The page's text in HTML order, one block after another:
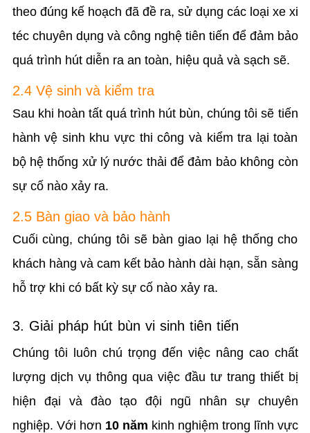
theo đúng kế hoạch đã đề ra, sử dụng các loại xe xi
téc chuyên dụng và công nghệ tiên tiến để đảm bảo
quá trình hút diễn ra an toàn, hiệu quả và sạch sẽ.
2.4 Vệ sinh và kiểm tra
Sau khi hoàn tất quá trình hút bùn, chúng tôi sẽ tiến
hành vệ sinh khu vực thi công và kiểm tra lại toàn
bộ hệ thống xử lý nước thải để đảm bảo không còn
sự cố nào xảy ra.
2.5 Bàn giao và bảo hành
Cuối cùng, chúng tôi sẽ bàn giao lại hệ thống cho
khách hàng và cam kết bảo hành dài hạn, sẵn sàng
hỗ trợ khi có bất kỳ sự cố nào xảy ra.
3. Giải pháp hút bùn vi sinh tiên tiến
Chúng tôi luôn chú trọng đến việc nâng cao chất
lượng dịch vụ thông qua việc đầu tư trang thiết bị
hiện đại và đào tạo đội ngũ nhân sự chuyên
nghiệp. Với hơn 10 năm kinh nghiệm trong lĩnh vực